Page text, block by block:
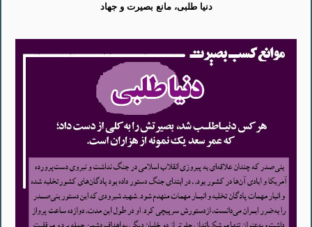
دنیا طلبی، مانع بصیرت و جهاد